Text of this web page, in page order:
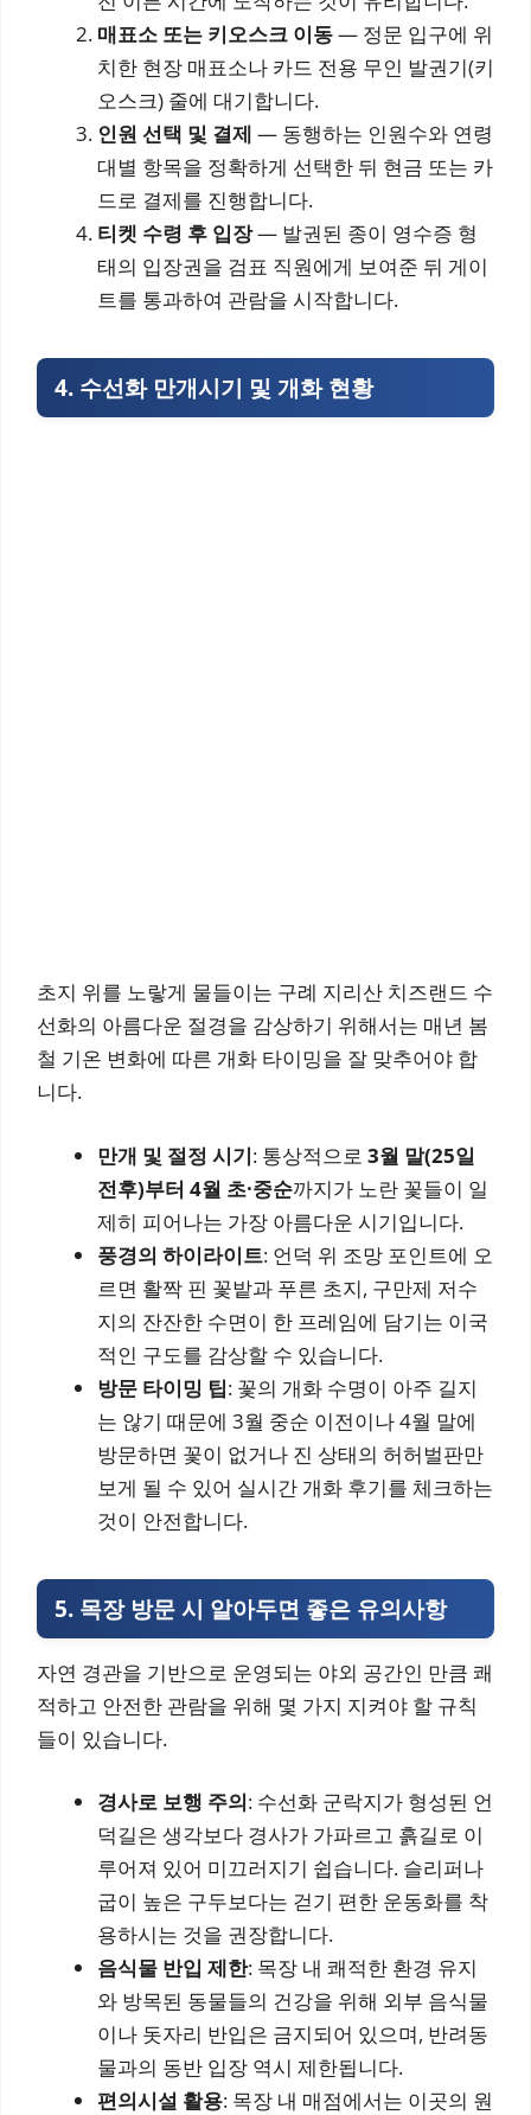
매표소 또는 키오스크 이동— 정문 입구에 위
치한 현장 매표소나 카드 전용 무인 발권기(키
오스크) 줄에 대기합니다.
인원 선택 및 결제 — 동행하는 인원수와 연령
대별 항목을 정확하게 선택한 뒤 현금 또는 카
드로 결제를 진행합니다.
티켓 수령 후 입장— 발권된 종이 영수증 형
태의 입장권을 검표 직원에게 보여준 뒤 게이
트를 통과하여 관람을 시작합니다.
4. 수선화 만개시기 및 개화 현황
초지 위를 노랗게 물들이는 구례 지리산 치즈랜드 수
선화의 아름다운 절경을 감상하기 위해서는 매년 봄
철 기온 변화에 따른 개화 타이밍을 잘 맞추어야 합
니다.
만개 및 절정 시기: 통상적으로 3월 말(25일
전후)부터 4월 초·중순까지가 노란 꽃들이 일
제히 피어나는 가장 아름다운 시기입니다.
풍경의 하이라이트: 언덕 위 조망 포인트에 오
르면 활짝 핀 꽃밭과 푸른 초지, 구만제 저수
지의 잔잔한 수면이 한 프레임에 담기는 이국
적인 구도를 감상할 수 있습니다.
방문 타이밍 팁: 꽃의 개화 수명이 아주 길지
는 않기 때문에 3월 중순 이전이나 4월 말에
방문하면 꽃이 없거나 진 상태의 허허벌판만
보게 될 수 있어 실시간 개화 후기를 체크하는
것이 안전합니다.
5. 목장 방문 시 알아두면 좋은 유의사항
자연 경관을 기반으로 운영되는 야외 공간인 만큼 쾌
적하고 안전한 관람을 위해 몇 가지 지켜야 할 규칙
들이 있습니다.
경사로 보행 주의: 수선화 군락지가 형성된 언
덕길은 생각보다 경사가 가파르고 흙길로 이
루어져 있어 미끄러지기 쉽습니다. 슬리퍼나
굽이 높은 구두보다는 걷기 편한 운동화를 착
용하시는 것을 권장합니다.
음식물 반입 제한: 목장 내 쾌적한 환경 유지
와 방목된 동물들의 건강을 위해 외부 음식물
이나 돗자리 반입은 금지되어 있으며, 반려동
물과의 동반 입장 역시 제한됩니다.
편의시설 활용: 목장 내 매점에서는 이곳의 원